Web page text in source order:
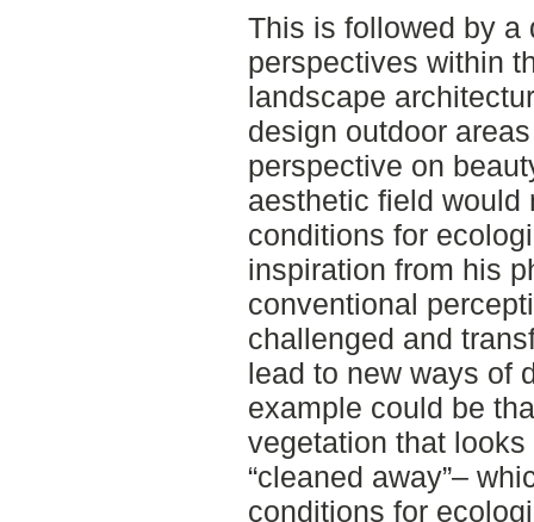
This is followed by a
perspectives within
landscape
design outdoor
perspective on
aesthetic field would
conditions for
inspiration from his
conventional
challenged and
lead to new ways of
example could be
vegetation that
“cleaned away”–
conditions for